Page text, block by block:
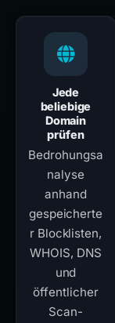
Jede
beliebige
Domain
prüfen
Bedrohungsa
nalyse
anhand
gespeicherte
r Blocklisten,
WHOIS, DNS
und
öffentlicher
Scan-